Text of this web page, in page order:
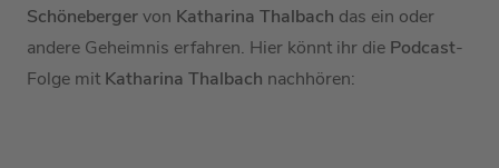
Schönebergervon Katharina Thalbach das ein oder
andere Geheimnis erfahren. Hier könnt ihr die Podcast-
Folge mit Katharina Thalbach nachhören: